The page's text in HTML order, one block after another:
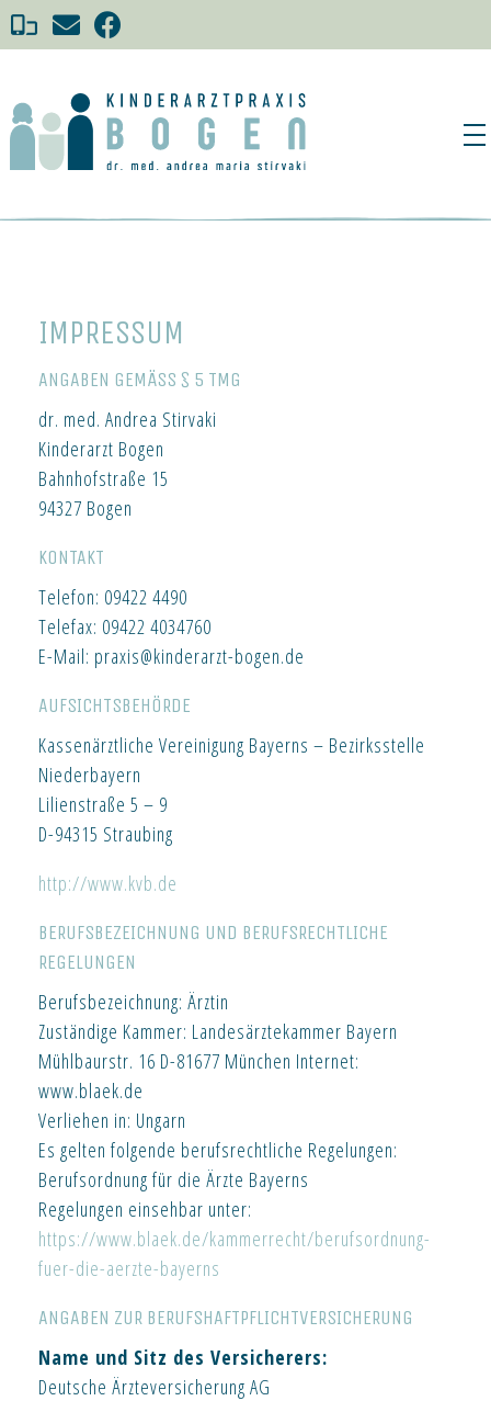
IMPRESSUM
ANGABEN GEMÄSS § 5 TMG
dr. med. Andrea Stirvaki
Kinderarzt Bogen
Bahnhofstraße 15
94327 Bogen
KONTAKT
Telefon: 09422 4490
Telefax: 09422 4034760
E-Mail: praxis@kinderarzt-bogen.de
AUFSICHTSBEHÖRDE
Kassenärztliche Vereinigung Bayerns – Bezirksstelle
Niederbayern
Lilienstraße 5 – 9
D-94315 Straubing
http://www.kvb.de
BERUFSBEZEICHNUNG UND BERUFSRECHTLICHE
REGELUNGEN
Berufsbezeichnung: Ärztin
Zuständige Kammer: Landesärztekammer Bayern
Mühlbaurstr. 16 D-81677 München Internet:
www.blaek.de
Verliehen in: Ungarn
Es gelten folgende berufsrechtliche Regelungen:
Berufsordnung für die Ärzte Bayerns
Regelungen einsehbar unter:
https://www.blaek.de/kammerrecht/berufsordnung-
fuer-die-aerzte-bayerns
ANGABEN ZUR BERUFSHAFTPFLICHTVERSICHERUNG
Name und Sitz des Versicherers:
Deutsche Ärzteversicherung AG